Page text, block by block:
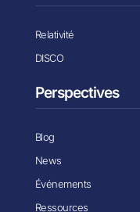
Relativité
DISCO
Perspectives
Blog
News
Événements
Ressources